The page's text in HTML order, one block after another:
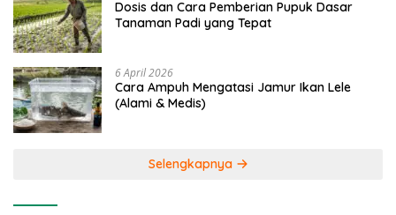
Dosis dan Cara Pemberian Pupuk Dasar
Tanaman Padi yang Tepat
6 April 2026
Cara Ampuh Mengatasi Jamur Ikan Lele
(Alami & Medis)
Selengkapnya